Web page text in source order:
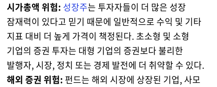
시가총액 위험: 성장주는 투자자들이 더 많은 성장
잠재력이 있다고 믿기 때문에 일반적으로 수익 및 기타
지표 대비 더 높게 가격이 책정된다. 초소형 및 소형
기업의 증권 투자는 대형 기업의 증권보다 불리한
발행자, 시장, 정치 또는 경제 발전에 더 취약할 수 있다.
해외 증권 위험: 펀드는 해외 시장에 상장된 기업, 사모